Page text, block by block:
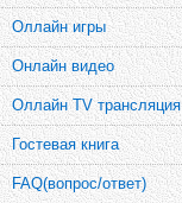
Оллайн игры
Онлайн видео
Оллайн TV трансляция
Гостевая книга
FAQ(вопрос/ответ)